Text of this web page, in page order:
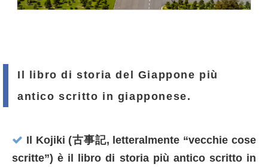
Il libro di storia del Giappone più
antico scritto in giapponese.
Il Kojiki (古事記, letteralmente “vecchie cose
scritte”) è il libro di storia più antico scritto in